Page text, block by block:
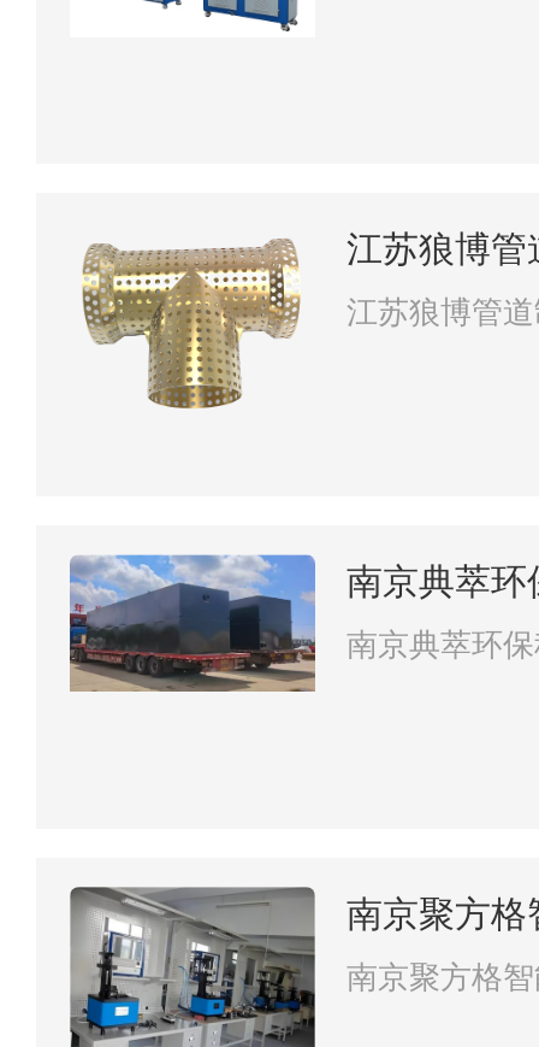
江苏狼博管
江苏狼博管
南京典萃环
南京典萃环
南京聚方格
南京聚方格